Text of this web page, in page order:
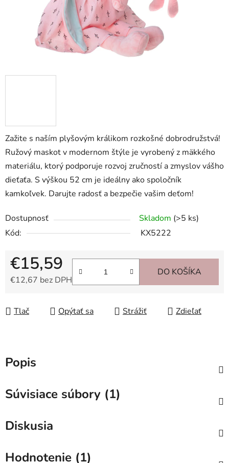
Zažite s naším plyšovým králikom rozkošné dobrodružstvá!
Ružový maskot v modernom štýle je vyrobený z mäkkého
materiálu, ktorý podporuje rozvoj zručností a zmyslov vášho
dieťaťa. S výškou 52 cm je ideálny ako spoločník
kamkoľvek. Darujte radosť a bezpečie vašim deťom!
Dostupnosť Skladom (>5 ks)
Kód:
KX5222
€15,59
€12,67 bez DPH
DO KOŠÍKA
Tlač Opýtať sa Strážiť Zdieľať
Popis
Súvisiace súbory (1)
Diskusia
Hodnotenie (1)